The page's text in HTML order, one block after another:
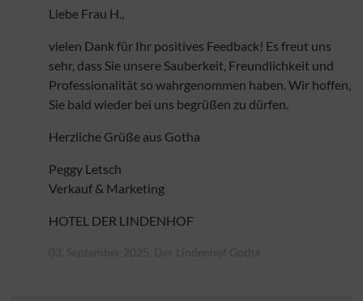
Liebe Frau H.,
vielen Dank für Ihr positives Feedback! Es freut uns
sehr, dass Sie unsere Sauberkeit, Freundlichkeit und
Professionalität so wahrgenommen haben. Wir hoffen,
Sie bald wieder bei uns begrüßen zu dürfen.
Herzliche Grüße aus Gotha
Peggy Letsch
Verkauf & Marketing
HOTEL DER LINDENHOF